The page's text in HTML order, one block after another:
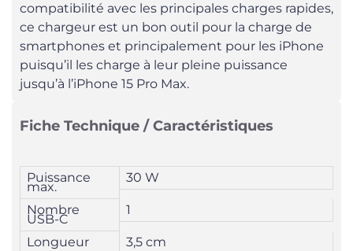
compatibilité avec les principales charges rapides,
ce chargeur est un bon outil pour la charge de
smartphones et principalement pour les iPhone
puisqu’il les charge à leur pleine puissance
jusqu’à l’iPhone 15 Pro Max.
Fiche Technique / Caractéristiques
Puissance
max.
30 W
Nombre
USB-C
1
Longueur
3,5 cm